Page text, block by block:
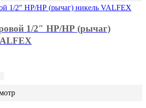
1/2″ НР/НР (рычаг)